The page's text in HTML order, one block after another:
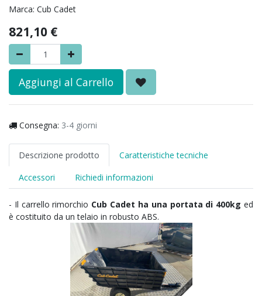
Marca: Cub Cadet
821,10 €
Aggiungi al Carrello
Consegna: 3-4 giorni
Descrizione prodotto
Caratteristiche tecniche
Accessori
Richiedi informazioni
- Il carrello rimorchio Cub Cadet ha una portata di 400kged
è costituito da un telaio in robusto ABS.